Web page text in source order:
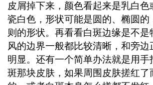
皮屑掉下来，颜色看起来是乳白色
瓷白色，形状可能是圆的、椭圆的
则的形状。再看看白斑边缘是不是
风的边界一般都比较清晰，和旁边
明显。还有一个简单办法就是用手
斑那块皮肤，如果周围皮肤搓红了